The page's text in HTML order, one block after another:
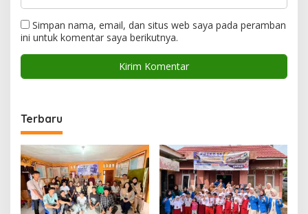
Simpan nama, email, dan situs web saya pada peramban
ini untuk komentar saya berikutnya.
Terbaru